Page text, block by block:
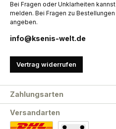
Bei Fragen oder Unklarheiten
melden. Bei Fragen zu
angeben.
info@ksenis-welt.de
Vertrag widerrufen
Zahlungsarten
Versandarten